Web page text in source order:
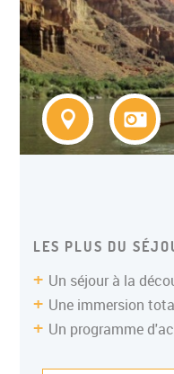
COLONIE
LES PLUS DU
Un séjour à la
Une immersion
Un programme